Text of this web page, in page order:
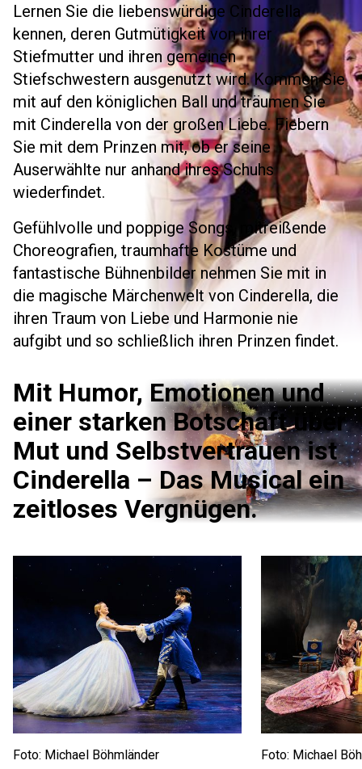
Lernen Sie die liebenswürdige Cinderella
kennen, deren Gutmütigkeit von ihrer
Stiefmutter und ihren gemeinen
Stiefschwestern ausgenutzt wird. Kommen Sie
mit auf den königlichen Ball und träumen Sie
mit Cinderella von der großen Liebe. Fiebern
Sie mit dem Prinzen mit, ob er seine
Auserwählte nur anhand ihres Schuhs
wiederfindet.
Gefühlvolle und poppige Songs, mitreißende
Choreografien, traumhafte Kostüme und
fantastische Bühnenbilder nehmen Sie mit in
die magische Märchenwelt von Cinderella, die
ihren Traum von Liebe und Harmonie nie
aufgibt und so schließlich ihren Prinzen findet.
Mit Humor, Emotionen und
einer starken Botschaft über
Mut und Selbstvertrauen ist
Cinderella – Das Musical ein
zeitloses Vergnügen.
Foto: Michael Böhmländer Foto: Michael